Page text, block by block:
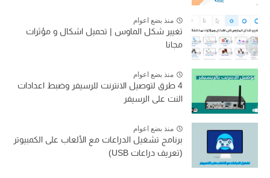
منذ بضع اعوام
تغيير شكل الماوس | تحميل اشكال و مؤثرات
مجانا
منذ بضع اعوام
4 طرق لتوصيل الانترنت للرسيفر وضبط اعدادات
النت على الرسيفر
منذ بضع اعوام
برنامج تشغيل الدراعات مع الألعاب على الكمبيوتر
(تعريف دراعات USB)